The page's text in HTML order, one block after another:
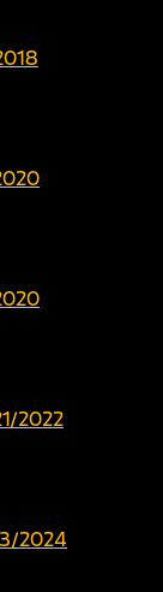
2022
2024